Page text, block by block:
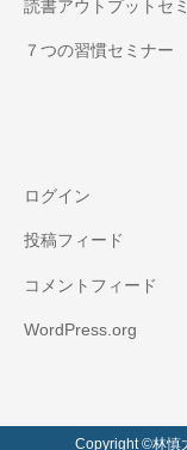
読書アウトプットセ
７つの習慣セミナー
ログイン
投稿フィード
コメントフィード
WordPress.org
Copyright ©️林慎